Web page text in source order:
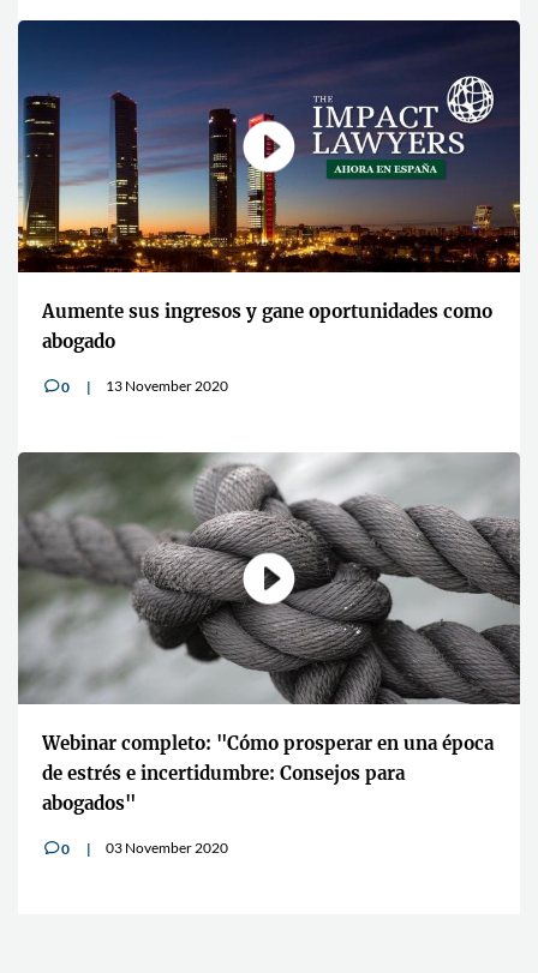
Aumente sus ingresos y gane oportunidades como
abogado
v0 13 November 2020
Webinar completo: "Cómo prosperar en una época
de estrés e incertidumbre: Consejos para
abogados"
v0 03 November 2020